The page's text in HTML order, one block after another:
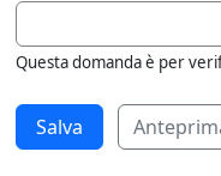
Questa domanda è per